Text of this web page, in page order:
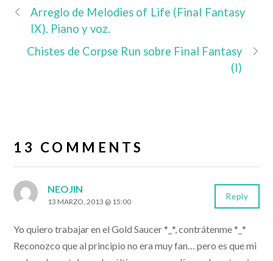
Arreglo de Melodies of Life (Final Fantasy
IX). Piano y voz.
Chistes de Corpse Run sobre Final Fantasy
(I)
13 COMMENTS
NEOJIN
13 MARZO, 2013 @ 15:00
Yo quiero trabajar en el Gold Saucer *_*, contrátenme *_*
Reconozco que al principio no era muy fan… pero es que mi
Reply